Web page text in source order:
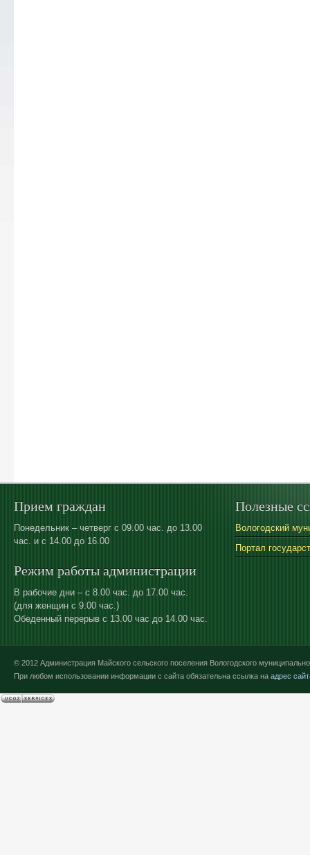
Прием граждан
Понедельник – четверг с 09.00 час. до 13.00
час. и с 14.00 до 16.00
Режим работы администрации
В рабочие дни – с 8.00 час. до 17.00 час.
(для женщин с 9.00 час.)
Обеденный перерыв с 13.00 час до 14.00 час.
Полезные
Вологодский
Портал
© 2012 Администрация Майского сельского поселения Вологодского
При любом использовании информации с сайта обязательна ссылка на адрес